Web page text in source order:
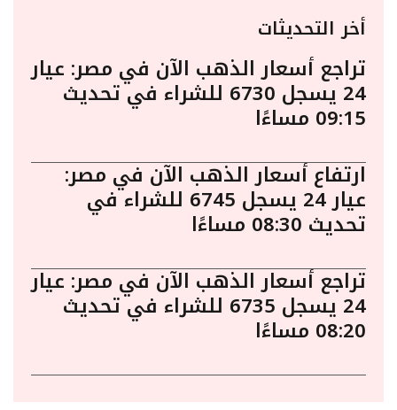
أخر التحديثات
تراجع أسعار الذهب الآن في مصر: عيار
24 يسجل 6730 للشراء في تحديث
09:15 مساءًا
ارتفاع أسعار الذهب الآن في مصر:
عيار 24 يسجل 6745 للشراء في
تحديث 08:30 مساءًا
تراجع أسعار الذهب الآن في مصر: عيار
24 يسجل 6735 للشراء في تحديث
08:20 مساءًا